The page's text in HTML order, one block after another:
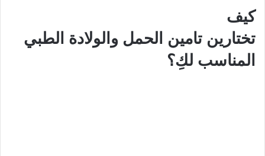
كيف
تختارين تامين الحمل والولادة الطبي
المناسب لكِ؟